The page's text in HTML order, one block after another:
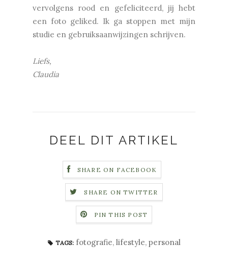
vervolgens rood en gefeliciteerd, jij hebt
een foto geliked. Ik ga stoppen met mijn
studie en gebruiksaanwijzingen schrijven.
Liefs,
Claudia
DEEL DIT ARTIKEL
SHARE ON FACEBOOK
SHARE ON TWITTER
PIN THIS POST
TAGS: fotografie, lifestyle, personal